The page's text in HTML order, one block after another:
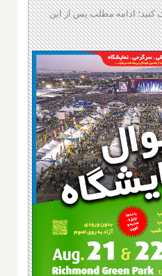
کنید؛ ادامه مطلب پس از این